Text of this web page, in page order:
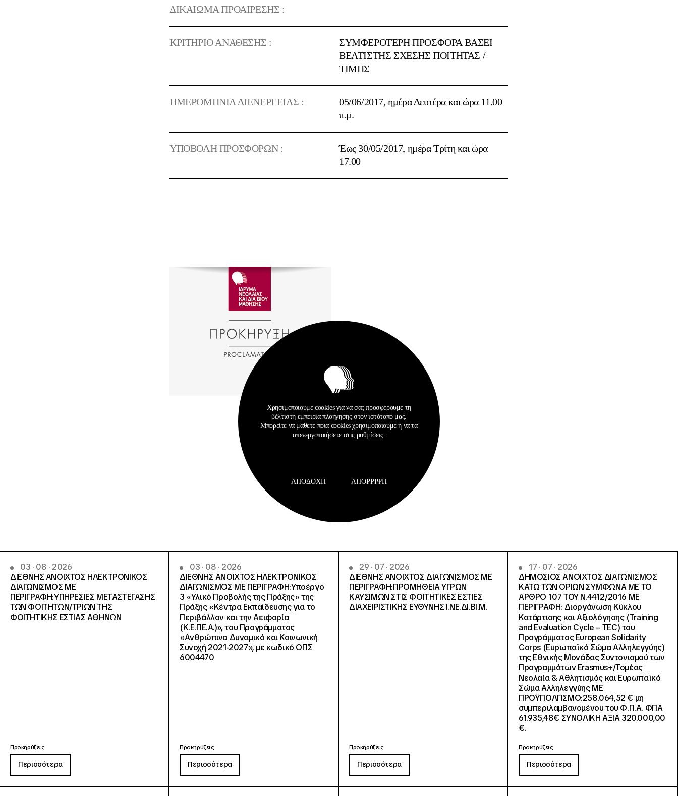
ΔΙΚΑΙΩΜΑ ΠΡΟΑΙΡΕΣΗΣ :
ΚΡΙΤΗΡΙΟ ΑΝΑΘΕΣΗΣ :
ΣΥΜΦΕΡΟΤΕΡΗ ΠΡΟΣΦΟΡΑ ΒΑΣΕΙ
ΒΕΛΤΙΣΤΗΣ ΣΧΕΣΗΣ ΠΟΙΤΗΤΑΣ /
ΤΙΜΗΣ
ΗΜΕΡΟΜΗΝΙΑ ΔΙΕΝΕΡΓΕΙΑΣ :
05/06/2017, ημέρα Δευτέρα και ώρα 11.00
π.μ.
ΥΠΟΒΟΛΗ ΠΡΟΣΦΟΡΩΝ :
Έως 30/05/2017, ημέρα Τρίτη και ώρα
17.00
Σχετικά Αρχεία
03 · 08 · 2026
ΔΙΕΘΝΗΣ ΑΝΟΙΧΤΟΣ ΗΛΕΚΤΡΟΝΙΚΟΣ
ΔΙΑΓΩΝΙΣΜΟΣ ΜΕ
ΠΕΡΙΓΡΑΦΗ:ΥΠΗΡΕΣΙΕΣ METAΣΤΕΓΑΣΗΣ
ΤΩΝ ΦΟΙΤΗΤΩΝ/ΤΡΙΩΝ ΤΗΣ
ΦΟΙΤΗΤΙΚΗΣ ΕΣΤΙΑΣ ΑΘΗΝΩΝ
Προκηρύξεις
Περισσότερα
03 · 08 · 2026
ΔΙΕΘΝΗΣ ΑΝΟΙΧΤΟΣ ΗΛΕΚΤΡΟΝΙΚΟΣ
ΔΙΑΓΩΝΙΣΜΟΣ ΜΕ ΠΕΡΙΓΡΑΦΗ:Υποέργο
3 «Υλικό Προβολής της Πράξης» της
Πράξης «Κέντρα Εκπαίδευσης για το
Περιβάλλον και την Αειφορία
(Κ.Ε.ΠΕ.Α.)», του Προγράμματος
«Ανθρώπινο Δυναμικό και Κοινωνική
Συνοχή 2021-2027», με κωδικό ΟΠΣ
6004470
Προκηρύξεις
Περισσότερα
29 · 07 · 2026
ΔΙΕΘΝΗΣ ΑΝΟΙΧΤΟΣ ΔΙΑΓΩΝΙΣΜΟΣ ΜΕ
ΠΕΡΙΓΡΑΦΗ:ΠΡΟΜΗΘΕΙΑ ΥΓΡΩΝ
ΚΑΥΣΙΜΩΝ ΣΤΙΣ ΦΟΙΤΗΤΙΚΕΣ ΕΣΤΙΕΣ
ΔΙΑΧΕΙΡΙΣΤΙΚΗΣ ΕΥΘΥΝΗΣ Ι.ΝΕ.ΔΙ.ΒΙ.Μ.
Προκηρύξεις
Περισσότερα
17 · 07 · 2026
ΔΗΜΟΣΙΟΣ ΑΝΟΙΧΤΟΣ ΔΙΑΓΩΝΙΣΜΟΣ
ΚΑΤΩ ΤΩΝ ΟΡΙΩΝ ΣΥΜΦΩΝΑ ΜΕ ΤΟ
ΑΡΘΡΟ 107 ΤΟΥ Ν.4412/2016 ΜΕ
ΠΕΡΙΓΡΑΦΗ: Διοργάνωση Κύκλου
Κατάρτισης και Αξιολόγησης (Training
and Evaluation Cycle – TEC) του
Προγράμματος European Solidarity
Corps (Ευρωπαϊκό Σώμα Αλληλεγγύης)
της Εθνικής Μονάδας Συντονισμού των
Προγραμμάτων Erasmus+/Τομέας
Νεολαία & Αθλητισμός και Ευρωπαϊκό
Σώμα Αλληλεγγύης ΜΕ
ΠΡΟΫΠΟΛΓΙΣΜΟ:258.064,52 € μη
συμπεριλαμβανομένου του Φ.Π.Α. ΦΠΑ
61.935,48€ ΣΥΝΟΛΙΚΗ ΑΞΙΑ 320.000,00
€.
Προκηρύξεις
Περισσότερα
Χρησιμοποιούμε cookies για να σας προσφέρουμε τη
βέλτιστη εμπειρία πλοήγησης στον ιστότοπό μας.
Μπορείτε να μάθετε ποια cookies χρησιμοποιούμε ή να τα
απενεργοποιήσετε στις ρυθμίσεις
ΑΠΟΔΟΧΉ ΑΠΌΡΡΙΨΗ